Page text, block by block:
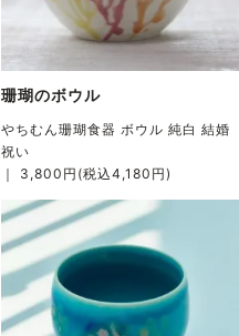
珊瑚のボウル
やちむん珊瑚食器 ボウル 純白 結婚
祝い
｜ 3,800円(税込4,180円)